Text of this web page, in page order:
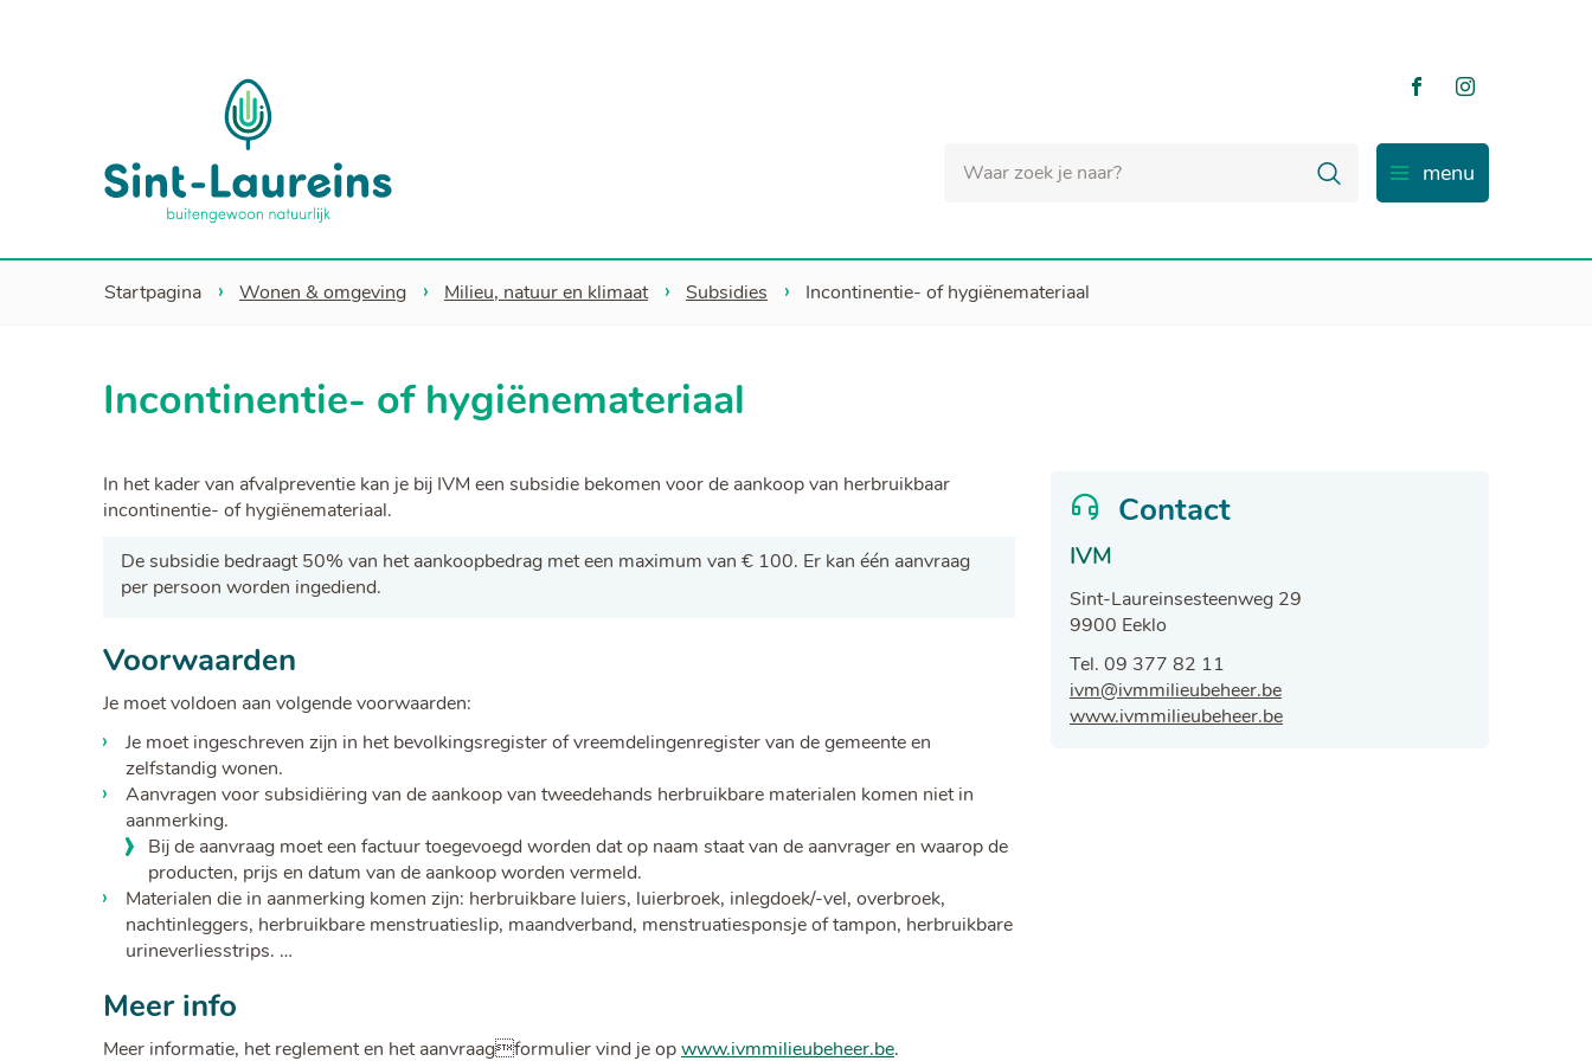
Volg ons
Facebook
Volg ons
Instagram
menu
zoek
Zoeken
Startpagina Wonen & omgeving Milieu, natuur en klimaat Subsidies Incontinentie- of hygiënemateriaal
Incontinentie- of hygiënemateriaal
In het kader van afvalpreventie kan je bij IVM een subsidie bekomen voor de aankoop van herbruikbaar
incontinentie- of hygiënemateriaal.
De subsidie bedraagt 50% van het aankoopbedrag met een maximum van € 100. Er kan één aanvraag
per persoon worden ingediend.
Voorwaarden
Je moet voldoen aan volgende voorwaarden:
Je moet ingeschreven zijn in het bevolkingsregister of vreemdelingenregister van de gemeente en
zelfstandig wonen.
Aanvragen voor subsidiëring van de aankoop van tweedehands herbruikbare materialen komen niet in
aanmerking.
Bij de aanvraag moet een factuur toegevoegd worden dat op naam staat van de aanvrager en waarop de
producten, prijs en datum van de aankoop worden vermeld.
Materialen die in aanmerking komen zijn: herbruikbare luiers, luierbroek, inlegdoek/-vel, overbroek,
nachtinleggers, herbruikbare menstruatieslip, maandverband, menstruatiesponsje of tampon, herbruikbare
urineverliesstrips. …
Meer info
Meer informatie, het reglement en het aanvraagformulier vind je opwww.ivmmilieubeheer.be.
Contact
IVM
Adres
Sint-Laureinsesteenweg 29
,9900 Eeklo
Tel. 09 377 82 11
E-
mail
ivm@ivmmilieubeheer.be
Website
www.ivmmilieubeheer.be